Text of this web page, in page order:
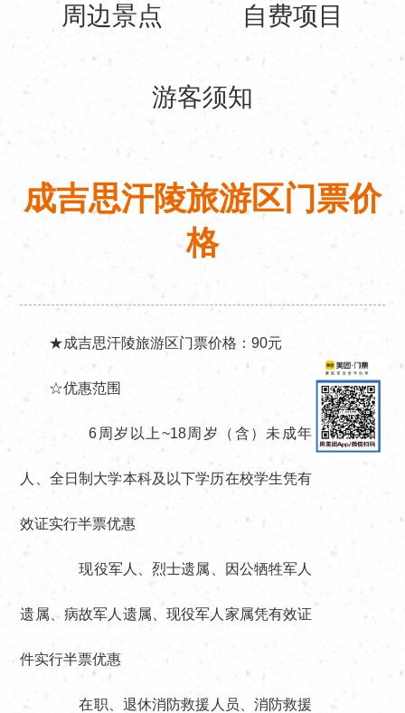
周边景点 自费项目
游客须知
成吉思汗陵旅游区门票价
格
★成吉思汗陵旅游区门票价格：90元
☆优惠范围
6周岁以上~18周岁（含）未成年
人、全日制大学本科及以下学历在校学生凭有
效证实行半票优惠
现役军人、烈士遗属、因公牺牲军人
遗属、病故军人遗属、现役军人家属凭有效证
件实行半票优惠
在职、退休消防救援人员、消防救援